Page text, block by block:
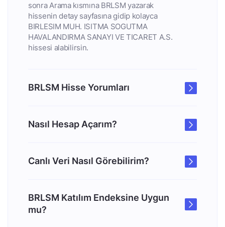
sonra Arama kısmına BRLSM yazarak
hissenin detay sayfasına gidip kolayca
BIRLESIM MUH. ISITMA SOGUTMA
HAVALANDIRMA SANAYI VE TICARET A.S.
hissesi alabilirsin.
BRLSM Hisse Yorumları
Nasıl Hesap Açarım?
Canlı Veri Nasıl Görebilirim?
BRLSM Katılım Endeksine Uygun
mu?